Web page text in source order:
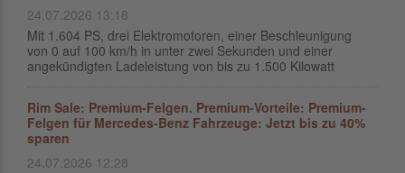
24.07.2026 13:18
Mit 1.604 PS, drei Elektromotoren, einer Beschleunigung
von 0 auf 100 km/h in unter zwei Sekunden und einer
angekündigten Ladeleistung von bis zu 1.500 Kilowatt
Rim Sale: Premium-Felgen. Premium-Vorteile: Premium-
Felgen für Mercedes-Benz Fahrzeuge: Jetzt bis zu 40%
sparen
24.07.2026 12:28